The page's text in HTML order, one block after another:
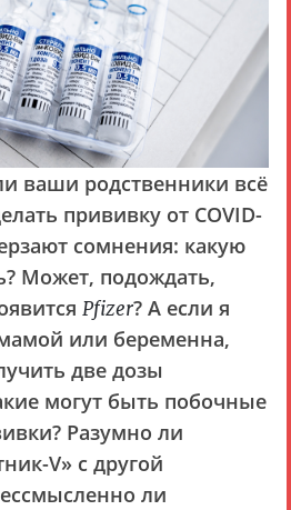
ваши родственники всё
прививку от COVID-
сомнения: какую
Может, подождать,
Pfizer? А если я
или беременна,
две дозы
могут быть побочные
Разумно ли
V» с другой
ли